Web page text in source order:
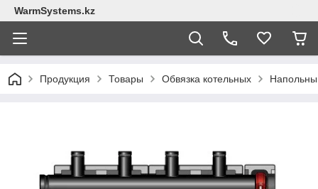
WarmSystems.kz
Продукция Товары Обвязка котельных